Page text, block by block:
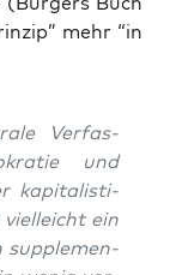
mehr “in
Ver­fas­
und
kapi­ta­lis­ti­
ein
sup­ple­men­